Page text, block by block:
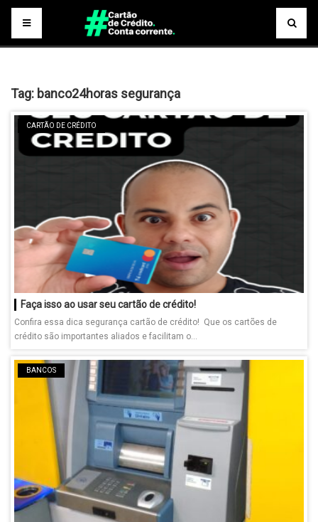
Tag: banco24horas segurança
CARTÃO DE CRÉDITO
Faça isso ao usar seu cartão de crédito!
Confira essa dica segurança cartão de crédito! Que os cartões de
crédito são importantes aliados e facilitam o...
BANCOS